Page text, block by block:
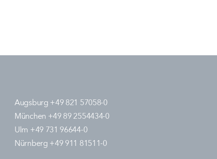
Augsburg +49 821 57058-0
München +49 89 2554434-0
Ulm +49 731 96644-0
Nürnberg +49 911 81511-0